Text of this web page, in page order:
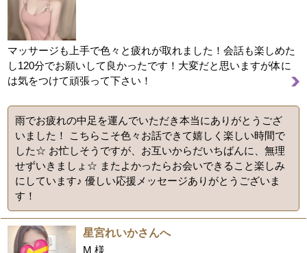
マッサージも上手で色々と疲れが取れました！会話も楽しめた
し120分でお願いして良かったです！大変だと思いますが体に
は気をつけて頑張って下さい！
雨でお疲れの中足を運んでいただき本当にありがとうござ
いました！ こちらこそ色々お話できて嬉しく楽しい時間で
した☆ お忙しそうですが、お互いからだいちばんに、無理
せずいきましょ☆ またよかったらお会いできること楽しみ
にしています♪ 優しい応援メッセージありがとうございま
す！
星宮れいかさんへ
M 様